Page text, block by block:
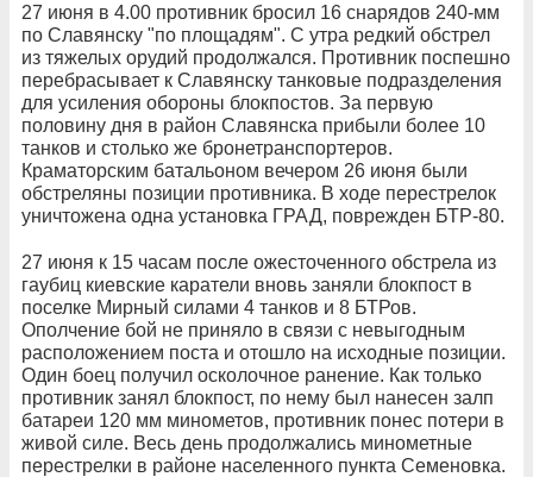
27 июня в 4.00 противник бросил 16 снарядов 240-мм
по Славянску "по площадям". С утра редкий обстрел
из тяжелых орудий продолжался. Противник поспешно
перебрасывает к Славянску танковые подразделения
для усиления обороны блокпостов. За первую
половину дня в район Славянска прибыли более 10
танков и столько же бронетранспортеров.
Краматорским батальоном вечером 26 июня были
обстреляны позиции противника. В ходе перестрелок
уничтожена одна установка ГРАД, поврежден БТР-80.
27 июня к 15 часам после ожесточенного обстрела из
гаубиц киевские каратели вновь заняли блокпост в
поселке Мирный силами 4 танков и 8 БТРов.
Ополчение бой не приняло в связи с невыгодным
расположением поста и отошло на исходные позиции.
Один боец получил осколочное ранение. Как только
противник занял блокпост, по нему был нанесен залп
батареи 120 мм минометов, противник понес потери в
живой силе. Весь день продолжались минометные
перестрелки в районе населенного пункта Семеновка.